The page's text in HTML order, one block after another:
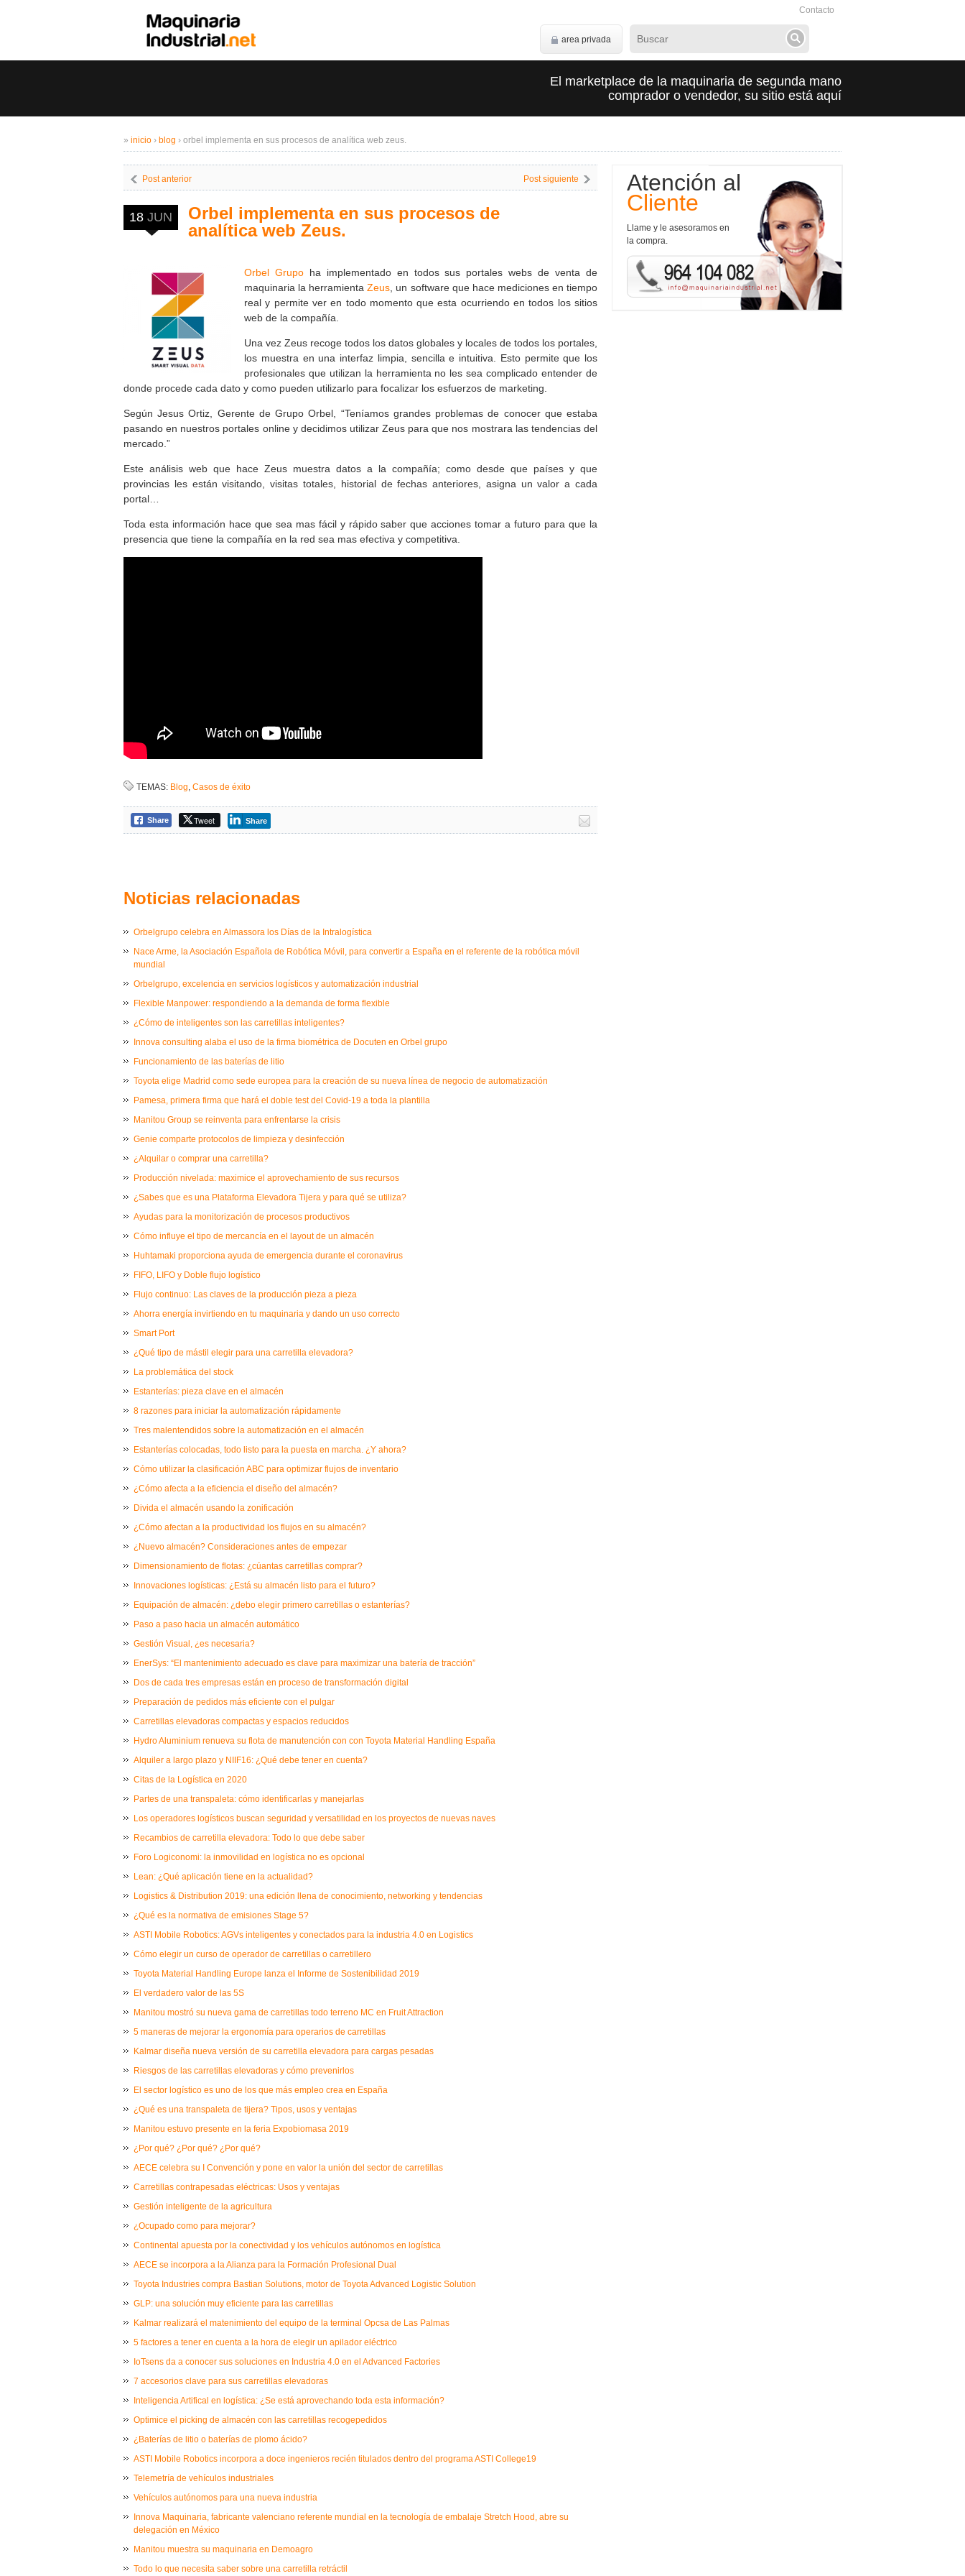
Contacto
area privada
El marketplace de la maquinaria de segunda mano
comprador o vendedor, su sitio está aquí
» inicio › blog › orbel implementa en sus procesos de analítica web zeus.
Post anterior Post siguiente
Orbel implementa en sus procesos de
analítica web Zeus.
18 JUN
Orbel Grupoha implementado en todos sus portales webs de venta de
maquinaria la herramientaZeus , un software que hace mediciones en tiempo
real y permite ver en todo momento que esta ocurriendo en todos los sitios
web de la compañía.
Una vez Zeus recoge todos los datos globales y locales de todos los portales,
los muestra en una interfaz limpia, sencilla e intuitiva. Esto permite que los
profesionales que utilizan la herramienta no les sea complicado entender de
donde procede cada dato y como pueden utilizarlo para focalizar los esfuerzos de marketing.
Según Jesus Ortiz, Gerente de Grupo Orbel, “Teníamos grandes problemas de conocer que estaba
pasando en nuestros portales online y decidimos utilizar Zeus para que nos mostrara las tendencias del
mercado.”
Este análisis web que hace Zeus muestra datos a la compañía; como desde que países y que
provincias les están visitando, visitas totales, historial de fechas anteriores, asigna un valor a cada
portal…
Toda esta información hace que sea mas fácil y rápido saber que acciones tomar a futuro para que la
presencia que tiene la compañía en la red sea mas efectiva y competitiva.
TEMAS: Blog, Casos de éxito
Share Tweet Share
Noticias relacionadas
Orbelgrupo celebra en Almassora los Días de la Intralogística
Nace Arme, la Asociación Española de Robótica Móvil, para convertir a España en el referente de la robótica móvil
mundial
Orbelgrupo, excelencia en servicios logísticos y automatización industrial
Flexible Manpower: respondiendo a la demanda de forma flexible
¿Cómo de inteligentes son las carretillas inteligentes?
Innova consulting alaba el uso de la firma biométrica de Docuten en Orbel grupo
Funcionamiento de las baterías de litio
Toyota elige Madrid como sede europea para la creación de su nueva línea de negocio de automatización
Pamesa, primera firma que hará el doble test del Covid-19 a toda la plantilla
Manitou Group se reinventa para enfrentarse la crisis
Genie comparte protocolos de limpieza y desinfección
¿Alquilar o comprar una carretilla?
Producción nivelada: maximice el aprovechamiento de sus recursos
¿Sabes que es una Plataforma Elevadora Tijera y para qué se utiliza?
Ayudas para la monitorización de procesos productivos
Cómo influye el tipo de mercancía en el layout de un almacén
Huhtamaki proporciona ayuda de emergencia durante el coronavirus
FIFO, LIFO y Doble flujo logístico
Flujo continuo: Las claves de la producción pieza a pieza
Ahorra energía invirtiendo en tu maquinaria y dando un uso correcto
Smart Port
¿Qué tipo de mástil elegir para una carretilla elevadora?
La problemática del stock
Estanterías: pieza clave en el almacén
8 razones para iniciar la automatización rápidamente
Tres malentendidos sobre la automatización en el almacén
Estanterías colocadas, todo listo para la puesta en marcha. ¿Y ahora?
Cómo utilizar la clasificación ABC para optimizar flujos de inventario
¿Cómo afecta a la eficiencia el diseño del almacén?
Divida el almacén usando la zonificación
¿Cómo afectan a la productividad los flujos en su almacén?
¿Nuevo almacén? Consideraciones antes de empezar
Dimensionamiento de flotas: ¿cúantas carretillas comprar?
Innovaciones logísticas: ¿Está su almacén listo para el futuro?
Equipación de almacén: ¿debo elegir primero carretillas o estanterías?
Paso a paso hacia un almacén automático
Gestión Visual, ¿es necesaria?
EnerSys: “El mantenimiento adecuado es clave para maximizar una batería de tracción”
Dos de cada tres empresas están en proceso de transformación digital
Preparación de pedidos más eficiente con el pulgar
Carretillas elevadoras compactas y espacios reducidos
Hydro Aluminium renueva su flota de manutención con con Toyota Material Handling España
Alquiler a largo plazo y NIIF16: ¿Qué debe tener en cuenta?
Citas de la Logística en 2020
Partes de una transpaleta: cómo identificarlas y manejarlas
Los operadores logísticos buscan seguridad y versatilidad en los proyectos de nuevas naves
Recambios de carretilla elevadora: Todo lo que debe saber
Foro Logiconomi: la inmovilidad en logística no es opcional
Lean: ¿Qué aplicación tiene en la actualidad?
Logistics & Distribution 2019: una edición llena de conocimiento, networking y tendencias
¿Qué es la normativa de emisiones Stage 5?
ASTI Mobile Robotics: AGVs inteligentes y conectados para la industria 4.0 en Logistics
Cómo elegir un curso de operador de carretillas o carretillero
Toyota Material Handling Europe lanza el Informe de Sostenibilidad 2019
El verdadero valor de las 5S
Manitou mostró su nueva gama de carretillas todo terreno MC en Fruit Attraction
5 maneras de mejorar la ergonomía para operarios de carretillas
Kalmar diseña nueva versión de su carretilla elevadora para cargas pesadas
Riesgos de las carretillas elevadoras y cómo prevenirlos
El sector logístico es uno de los que más empleo crea en España
¿Qué es una transpaleta de tijera? Tipos, usos y ventajas
Manitou estuvo presente en la feria Expobiomasa 2019
¿Por qué? ¿Por qué? ¿Por qué?
AECE celebra su I Convención y pone en valor la unión del sector de carretillas
Carretillas contrapesadas eléctricas: Usos y ventajas
Gestión inteligente de la agricultura
¿Ocupado como para mejorar?
Continental apuesta por la conectividad y los vehículos autónomos en logística
AECE se incorpora a la Alianza para la Formación Profesional Dual
Toyota Industries compra Bastian Solutions, motor de Toyota Advanced Logistic Solution
GLP: una solución muy eficiente para las carretillas
Kalmar realizará el matenimiento del equipo de la terminal Opcsa de Las Palmas
5 factores a tener en cuenta a la hora de elegir un apilador eléctrico
IoTsens da a conocer sus soluciones en Industria 4.0 en el Advanced Factories
7 accesorios clave para sus carretillas elevadoras
Inteligencia Artifical en logística: ¿Se está aprovechando toda esta información?
Optimice el picking de almacén con las carretillas recogepedidos
¿Baterías de litio o baterías de plomo ácido?
ASTI Mobile Robotics incorpora a doce ingenieros recién titulados dentro del programa ASTI College19
Telemetría de vehículos industriales
Vehículos autónomos para una nueva industria
Innova Maquinaria, fabricante valenciano referente mundial en la tecnología de embalaje Stretch Hood, abre su
delegación en México
Manitou muestra su maquinaria en Demoagro
Todo lo que necesita saber sobre una carretilla retráctil
Atención al
Cliente
Llame y le asesoramos en
la compra.